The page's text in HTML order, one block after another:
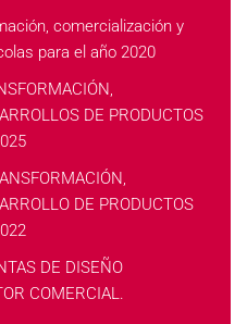
comercialización y
para el año 2020
DE PRODUCTOS
DE PRODUCTOS
DE DISEÑO
COMERCIAL.